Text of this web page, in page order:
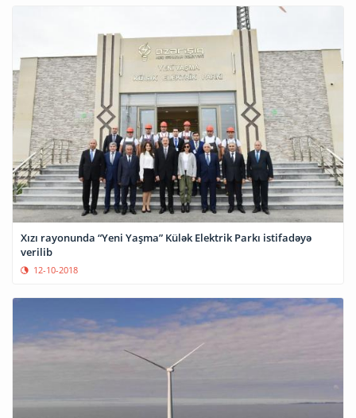
Xızı rayonunda “Yeni Yaşma” Külək Elektrik Parkı istifadəyə
verilib
12-10-2018